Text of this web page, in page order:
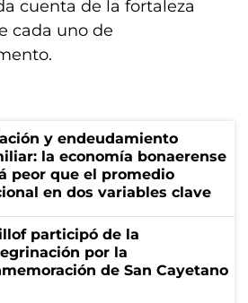
cuenta de la fortaleza
cada uno de
y endeudamiento
la economía bonaerense
peor que el promedio
en dos variables clave
participó de la
por la
de San Cayetano